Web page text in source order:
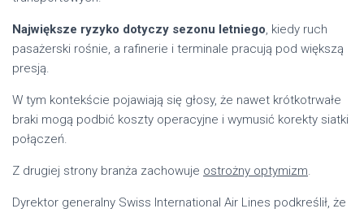
Największe ryzyko dotyczy sezonu letniego, kiedy ruch
pasażerski rośnie, a rafinerie i terminale pracują pod większą
presją.
W tym kontekście pojawiają się głosy, że nawet krótkotrwałe
braki mogą podbić koszty operacyjne i wymusić korekty siatki
połączeń.
Z drugiej strony branża zachowuje ostrożny optymizm.
Dyrektor generalny Swiss International Air Lines podkreślił, że